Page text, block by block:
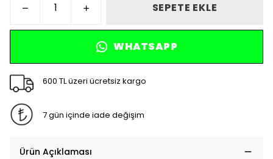
SEPETE EKLE
WHATSAPP
600 TL üzeri ücretsiz kargo
7 gün içinde iade değişim
Ürün Açıklaması